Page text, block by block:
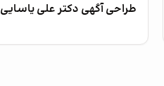
طراحی آگهی دکتر علی یاسایی